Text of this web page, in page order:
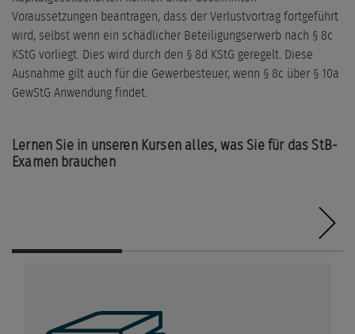
Voraussetzungen beantragen, dass der Verlustvortrag fortgeführt
wird, selbst wenn ein schädlicher Beteiligungserwerb nach § 8c
KStG vorliegt. Dies wird durch den § 8d KStG geregelt. Diese
Ausnahme gilt auch für die Gewerbesteuer, wenn § 8c über § 10a
GewStG Anwendung findet.
Lernen Sie in unseren Kursen alles, was Sie für das StB-
Examen brauchen